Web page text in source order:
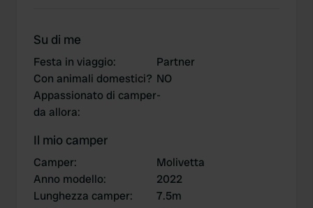
Su di me
Festa in viaggio:
Partner
Con animali domestici? NO
Appassionato di camper
da allora:
-
Il mio camper
Camper:
Molivetta
Anno modello:
2022
Lunghezza camper:
7.5m